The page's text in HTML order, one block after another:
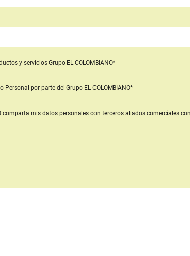
y servicios Grupo EL COLOMBIANO*
Personal por parte del Grupo EL COLOMBIANO*
comparta mis datos personales con terceros aliados comerciales